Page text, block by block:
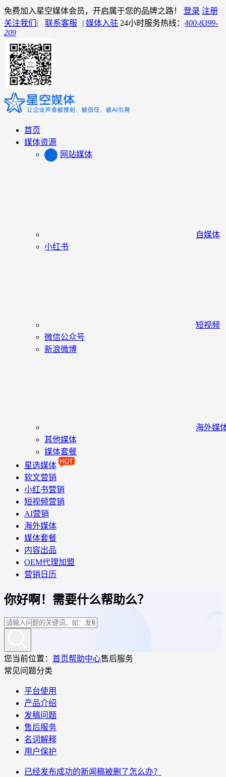
免费加入星空媒体会员，开启属于您的品牌之路！ 登录 注册
关注我们 | 联系客服 | 媒体入驻 24小时服务热线： 400-8399-
209
首页
媒体资源
网站媒体
自媒体
小红书
短视频
微信公众号
新浪微博
海外媒
其他媒体
媒体套餐
星选媒体
软文营销
小红书营销
短视频营销
AI营销
海外媒体
媒体套餐
内容出品
OEM代理加盟
营销日历
你好啊！需要什么帮助么？
您当前位置： 首页帮助中心售后服务
常见问题分类
平台使用
产品介绍
发稿问题
售后服务
名词解释
用户保护
已经发布成功的新闻稿被删了怎么办？